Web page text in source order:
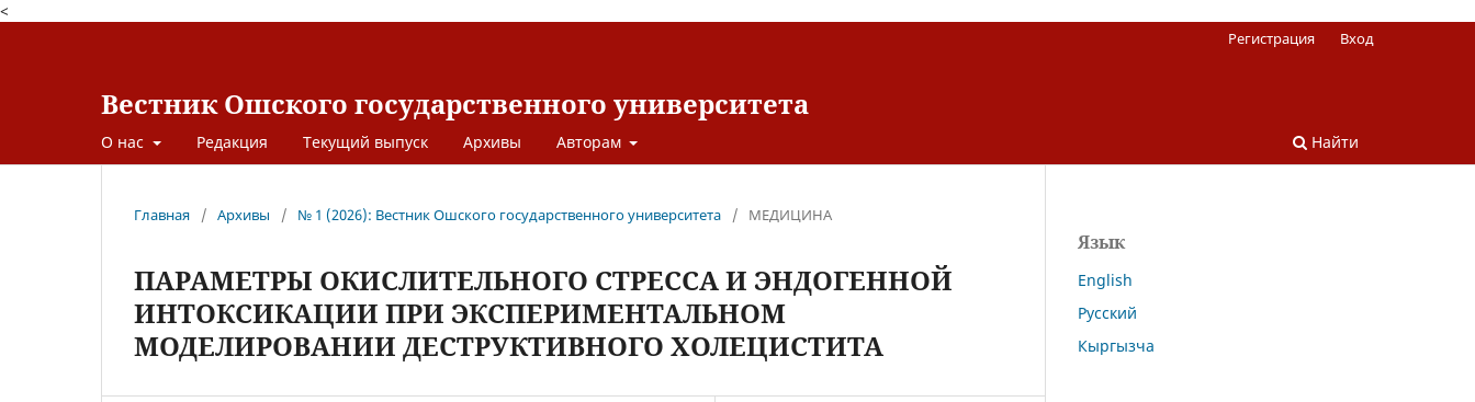
<
Вестник Ошского государственного университета
О нас Редакция Текущий выпуск Архивы Авторам Найти
Регистрация Вход
Главная / Архивы / № 1 (2026): Вестник Ошского государственного университета / МЕДИЦИНА
ПАРАМЕТРЫ ОКИСЛИТЕЛЬНОГО СТРЕССА И ЭНДОГЕННОЙ
ИНТОКСИКАЦИИ ПРИ ЭКСПЕРИМЕНТАЛЬНОМ
МОДЕЛИРОВАНИИ ДЕСТРУКТИВНОГО ХОЛЕЦИСТИТА
Язык
English
Русский
Кыргызча